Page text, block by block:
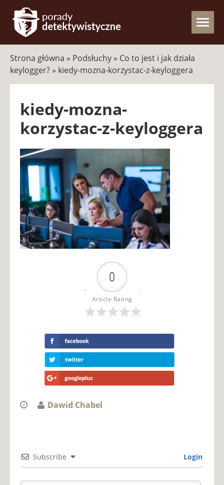
Strona główna » Podsłuchy » Co to jest i jak działa
keylogger? » kiedy-mozna-korzystac-z-keyloggera
kiedy-mozna-
korzystac-z-keyloggera
0
Article Rating
Dawid Chabel
Subscribe Login